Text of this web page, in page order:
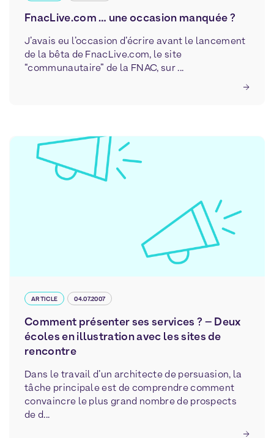
FnacLive.com … une occasion manquée ?
J’avais eu l’occasion d’écrire avant le lancement
de la bêta de FnacLive.com, le site
“communautaire” de la FNAC, sur ...
ARTICLE 04.07.2007
Comment présenter ses services ? – Deux
écoles en illustration avec les sites de
rencontre
Dans le travail d’un architecte de persuasion, la
tâche principale est de comprendre comment
convaincre le plus grand nombre de prospects
de d...